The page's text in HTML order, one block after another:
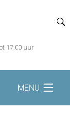
17:00 uur
MENU